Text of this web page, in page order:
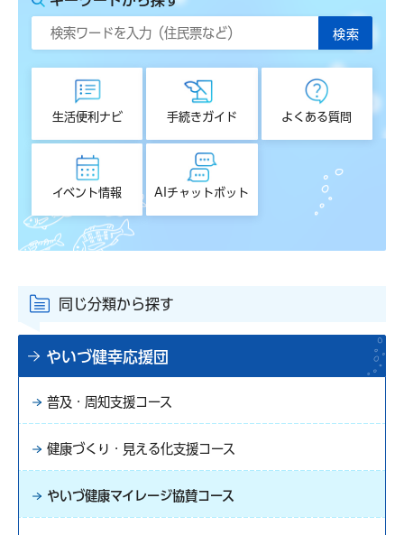
生活便利ナビ 手続きガイド よくある質問
イベント情報 AIチャットボット
同じ分類から探す
やいづ健幸応援団
普及・周知支援コース
健康づくり・見える化支援コース
やいづ健康マイレージ協賛コース